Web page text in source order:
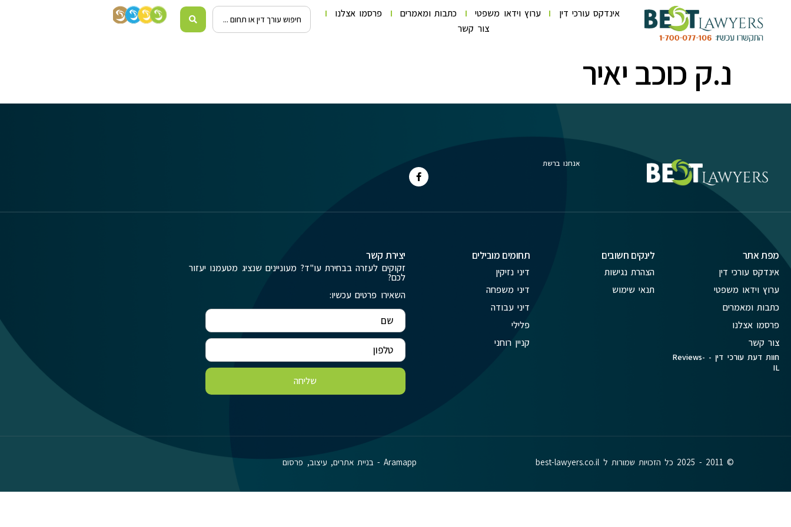
אינדקס עורכי דין ערוץ וידאו משפטי כתבות ומאמרים
פרסמו אצלנו
צור קשר
נ.ק כוכב יאיר
אנחנו ברשת
מפת אתר
אינדקס עורכי דין
ערוץ וידאו משפטי
כתבות ומאמרים
פרסמו אצלנו
צור קשר
חוות דעת עורכי דין - Reviews-
IL
לינקים חשובים
הצהרת נגישות
תנאי שימוש
תחומים מובילים
דיני נזיקין
דיני משפחה
דיני עבודה
פלילי
קניין רוחני
יצירת קשר
זקוקים לעזרה בבחירת עו"ד? מעוניינים שנציג מטעמנו יעזור
לכם?
השאירו פרטים עכשיו:
שליחה
© 2011 - 2025 כל הזכויות שמורות ל best-lawyers.co.il Aramapp - בניית אתרים, עיצוב, פרסום